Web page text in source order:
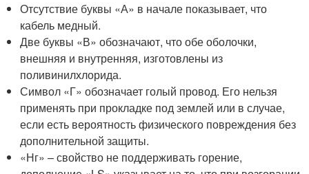
Отсутствие буквы «А» в начале показывает, что
кабель медный.
Две буквы «В» обозначают, что обе оболочки,
внешняя и внутренняя, изготовлены из
поливинилхлорида.
Символ «Г» обозначает голый провод. Его нельзя
применять при прокладке под землей или в случае,
если есть вероятность физического повреждения без
дополнительной защиты.
«Нг» – свойство не поддерживать горение,